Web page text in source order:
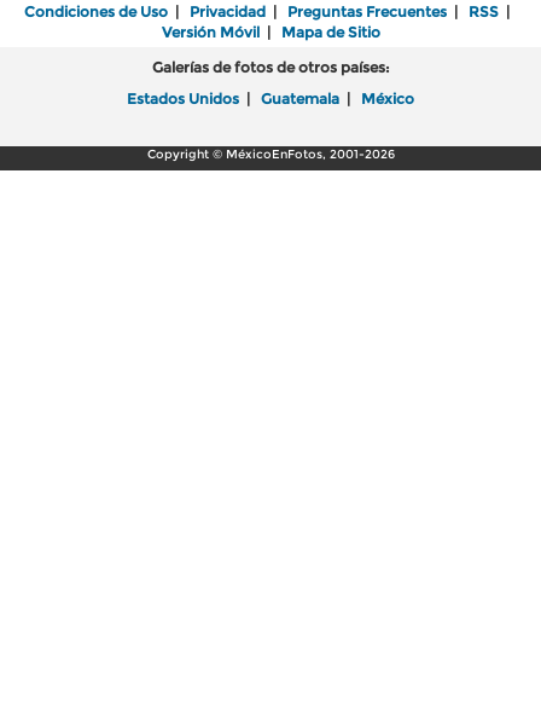
Condiciones de Uso | Privacidad | Preguntas Frecuentes | RSS |
Versión Móvil| Mapa de Sitio
Galerías de fotos de otros países:
Estados Unidos | Guatemala | México
Copyright © MéxicoEnFotos, 2001-2026